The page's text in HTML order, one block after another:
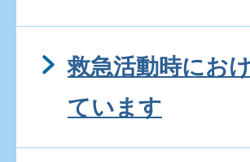
救急活動時にお
ています